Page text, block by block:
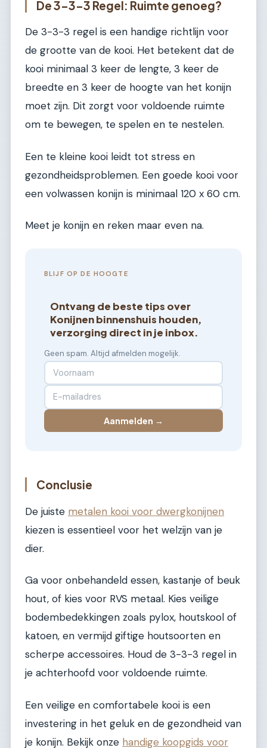
De 3-3-3 Regel: Ruimte genoeg?
De 3-3-3 regel is een handige richtlijn voor
de grootte van de kooi. Het betekent dat de
kooi minimaal 3 keer de lengte, 3 keer de
breedte en 3 keer de hoogte van het konijn
moet zijn. Dit zorgt voor voldoende ruimte
om te bewegen, te spelen en te nestelen.
Een te kleine kooi leidt tot stress en
gezondheidsproblemen. Een goede kooi voor
een volwassen konijn is minimaal 120 x 60 cm.
Meet je konijn en reken maar even na.
BLIJF OP DE HOOGTE
Ontvang de beste tips over
Konijnen binnenshuis houden,
verzorging direct in je inbox.
Geen spam. Altijd afmelden mogelijk.
Aanmelden →
Conclusie
De juiste metalen kooi voor dwergkonijnen
kiezen is essentieel voor het welzijn van je
dier.
Ga voor onbehandeld essen, kastanje of beuk
hout, of kies voor RVS metaal. Kies veilige
bodembedekkingen zoals pylox, houtskool of
katoen, en vermijd giftige houtsoorten en
scherpe accessoires. Houd de 3-3-3 regel in
je achterhoofd voor voldoende ruimte.
Een veilige en comfortabele kooi is een
investering in het geluk en de gezondheid van
je konijn. Bekijk onze handige koopgids voor